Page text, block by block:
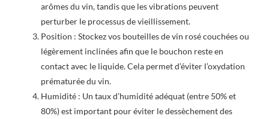
arômes du vin, tandis que les vibrations peuvent
perturber le processus de vieillissement.
Position : Stockez vos bouteilles de vin rosé couchées ou
légèrement inclinées afin que le bouchon reste en
contact avec le liquide. Cela permet d’éviter l’oxydation
prématurée du vin.
Humidité : Un taux d’humidité adéquat (entre 50% et
80%) est important pour éviter le dessèchement des